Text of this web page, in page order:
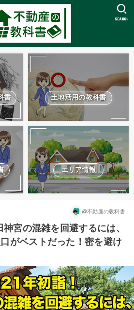
SEARCH
書 土地活用の教科書
エリア情報
@不動産の教科書
宮の混雑を回避するには、
がベストだった！密を避け